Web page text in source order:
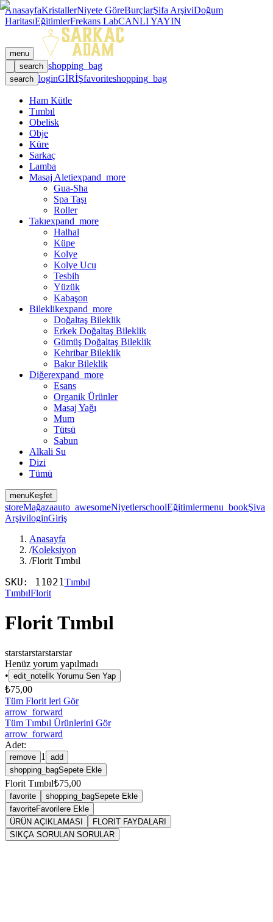
AnasayfaKristallerNiyete GöreBurçlarŞifa ArşiviDoğum
HaritasıEğitimlerFrekans LabCANLI YAYIN
menu
search shopping_bag
search loginGİRİŞfavoriteshopping_bag
Ham Kütle
Tımbıl
Obelisk
Obje
Küre
Sarkaç
Lamba
Masaj Aletiexpand_more
Gua-Sha
Spa Taşı
Roller
Takıexpand_more
Halhal
Küpe
Kolye
Kolye Ucu
Tesbih
Yüzük
Kabaşon
Bileklikexpand_more
Doğaltaş Bileklik
Erkek Doğaltaş Bileklik
Gümüş Doğaltaş Bileklik
Kehribar Bileklik
Bakır Bileklik
Diğerexpand_more
Esans
Organik Ürünler
Masaj Yağı
Mum
Tütsü
Sabun
Alkali Su
Dizi
Tümü
menuKeşfet
storeMağazaauto_awesomeNiyetlerschoolEğitimlermenu_bookŞiva
ArşiviloginGiriş
Anasayfa
/Koleksiyon
/Florit Tımbıl
SKU: 11021Tımbıl
TımbılFlorit
Florit Tımbıl
starstarstarstarstar
Henüz yorum yapılmadı
• edit_note İlk Yorumu Sen Yap
₺75,00
Tüm Florit leri Gör
arrow_forward
Tüm Tımbıl Ürünlerini Gör
arrow_forward
Adet:
remove 1
add
shopping_bagSepete Ekle
Florit Tımbıl₺75,00
favorite shopping_bagSepete Ekle
favoriteFavorilere Ekle
ÜRÜN AÇIKLAMASI
FLORIT FAYDALARI
SIKÇA SORULAN SORULAR